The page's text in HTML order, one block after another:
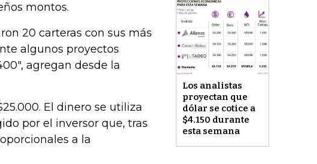
Los analistas
proyectan que
dólar se cotice a
$4.150 durante
esta semana
montos.
20 carteras con sus más
algunos proyectos
agregan desde la
El dinero se utiliza
por el inversor que, tras
a la